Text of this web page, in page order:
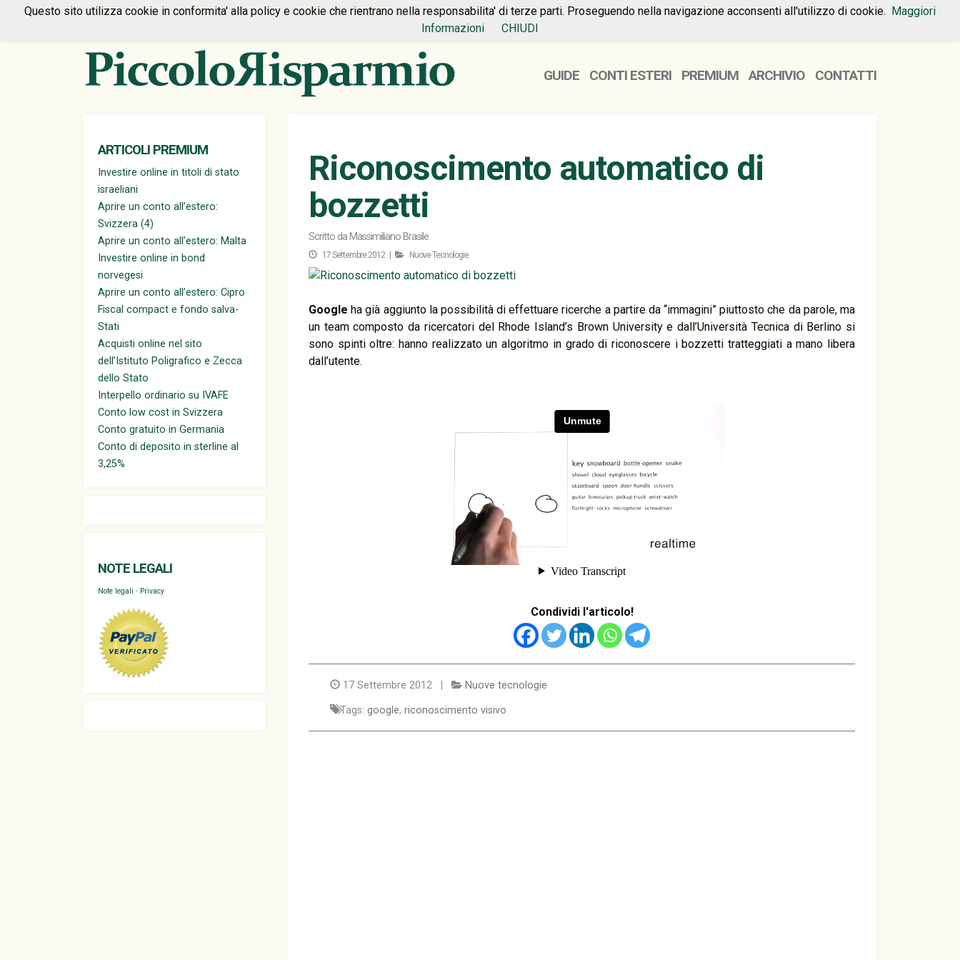
HOME PREMIUM CONTATTI
GUIDE CONTI ESTERI PREMIUM ARCHIVIO CONTATTI
ARTICOLI PREMIUM
Investire online in titoli di stato
israeliani
Aprire un conto all’estero:
Svizzera (4)
Aprire un conto all’estero: Malta
Investire online in bond
norvegesi
Aprire un conto all’estero: Cipro
Fiscal compact e fondo salva-
Stati
Acquisti online nel sito
dell’Istituto Poligrafico e Zecca
dello Stato
Interpello ordinario su IVAFE
Conto low cost in Svizzera
Conto gratuito in Germania
Conto di deposito in sterline al
3,25%
NOTE LEGALI
Note legali - Privacy
Riconoscimento automatico di
bozzetti
Scritto da Massimiliano Brasile
17 Settembre 2012 | Nuove Tecnologie
Google ha già aggiunto la possibilità di effettuare ricerche a partire da “immagini” piuttosto che da parole, ma
un team composto da ricercatori del Rhode Island’s Brown University e dall’Università Tecnica di Berlino si
sono spinti oltre: hanno realizzato un algoritmo in grado di riconoscere i bozzetti tratteggiati a mano libera
dall’utente.
Condividi l'articolo!
17 Settembre 2012 | Nuove tecnologie
Tags: google, riconoscimento visivo
Questo sito utilizza cookie in conformita' alla policy e cookie che rientrano nella responsabilita' di terze parti. Proseguendo nella navigazione acconsenti all'utilizzo di cookie. Maggiori
Informazioni
CHIUDI